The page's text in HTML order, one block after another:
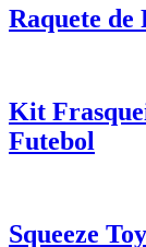
Raquete de
Kit
Futebol
Squeeze